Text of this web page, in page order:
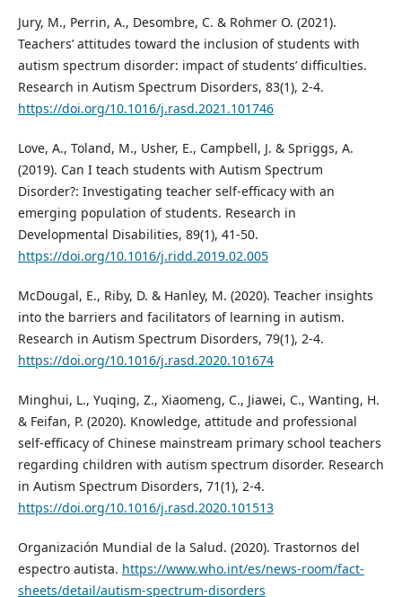
Jury, M., Perrin, A., Desombre, C. & Rohmer O. (2021).
Teachers’ attitudes toward the inclusion of students with
autism spectrum disorder: impact of students’ difficulties.
Research in Autism Spectrum Disorders, 83(1), 2-4.
https://doi.org/10.1016/j.rasd.2021.101746
Love, A., Toland, M., Usher, E., Campbell, J. & Spriggs, A.
(2019). Can I teach students with Autism Spectrum
Disorder?: Investigating teacher self-efficacy with an
emerging population of students. Research in
Developmental Disabilities, 89(1), 41-50.
https://doi.org/10.1016/j.ridd.2019.02.005
McDougal, E., Riby, D. & Hanley, M. (2020). Teacher insights
into the barriers and facilitators of learning in autism.
Research in Autism Spectrum Disorders, 79(1), 2-4.
https://doi.org/10.1016/j.rasd.2020.101674
Minghui, L., Yuqing, Z., Xiaomeng, C., Jiawei, C., Wanting, H.
& Feifan, P. (2020). Knowledge, attitude and professional
self-efficacy of Chinese mainstream primary school teachers
regarding children with autism spectrum disorder. Research
in Autism Spectrum Disorders, 71(1), 2-4.
https://doi.org/10.1016/j.rasd.2020.101513
Organización Mundial de la Salud. (2020). Trastornos del
espectro autista. https://www.who.int/es/news-room/fact-
sheets/detail/autism-spectrum-disorders